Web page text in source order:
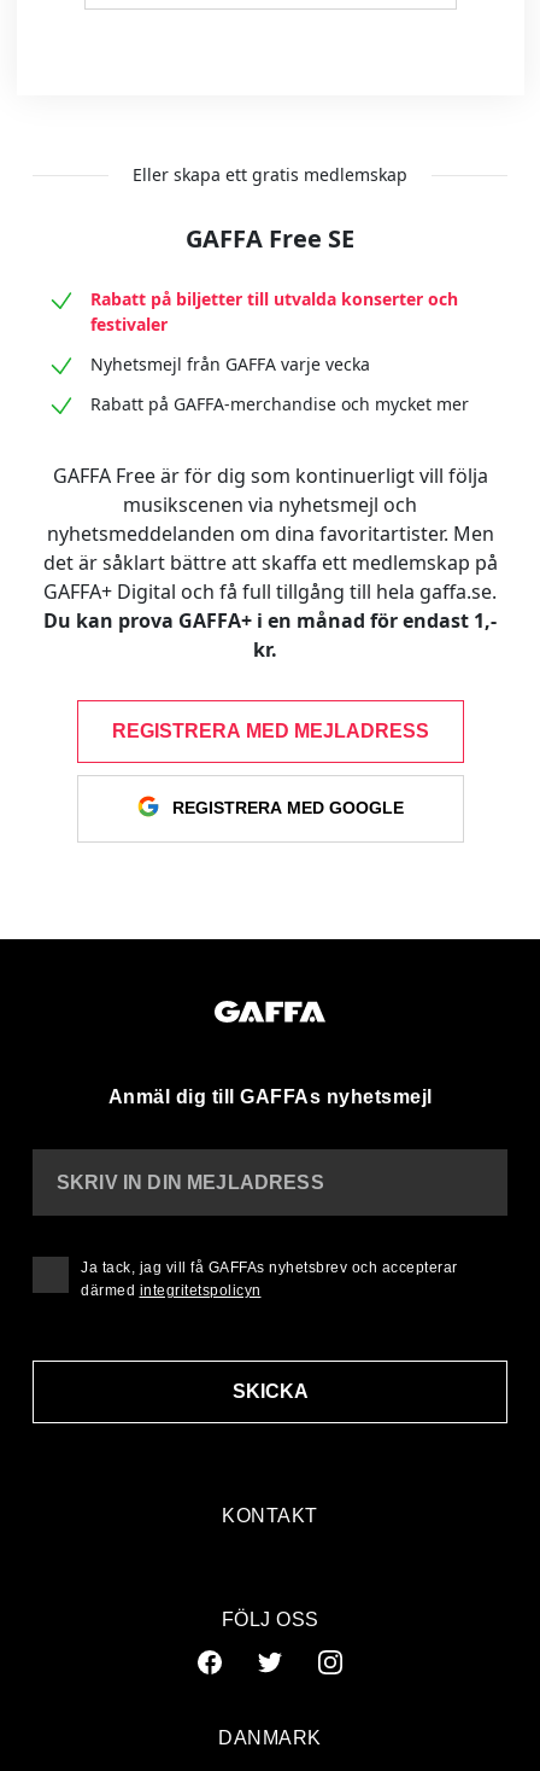
Eller skapa ett gratis medlemskap
GAFFA Free SE
Rabatt på biljetter till utvalda konserter och
festivaler
Nyhetsmejl från GAFFA varje vecka
Rabatt på GAFFA-merchandise och mycket mer
GAFFA Free är för dig som kontinuerligt vill följa
musikscenen via nyhetsmejl och
nyhetsmeddelanden om dina favoritartister. Men
det är såklart bättre att skaffa ett medlemskap på
GAFFA+ Digital och få full tillgång till hela gaffa.se.
Du kan prova GAFFA+ i en månad för endast 1,-
kr.
REGISTRERA MED MEJLADRESS
REGISTRERA MED GOOGLE
Anmäl dig till GAFFAs nyhetsmejl
KONTAKT
SKRIV IN DIN MEJLADRESS
SKICKA
Ja tack, jag vill få GAFFAs nyhetsbrev och accepterar
därmed integritetspolicyn
FÖLJ OSS
DANMARK